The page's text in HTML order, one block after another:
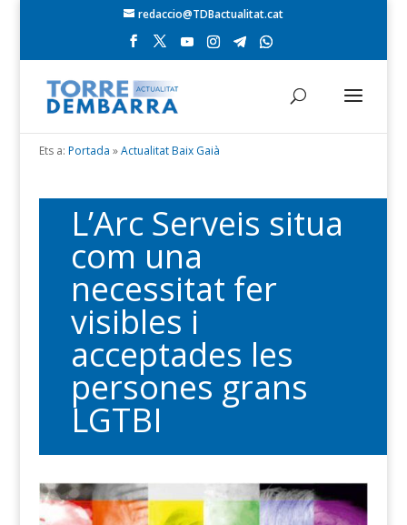
redaccio@TDBactualitat.cat
Ets a: Portada »Actualitat Baix Gaià
L’Arc Serveis situa
com una
necessitat fer
visibles i
acceptades les
persones grans
LGTBI